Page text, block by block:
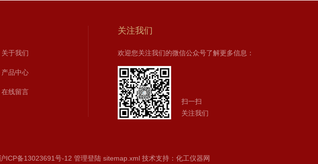
关于我们
产品中心
在线留言
关注我们
欢迎您关注我们的微信公众号了解更多信息：
扫一扫
关注我们
ICP备13023691号-12 管理登陆 sitemap.xml 技术支持： 化工仪器网